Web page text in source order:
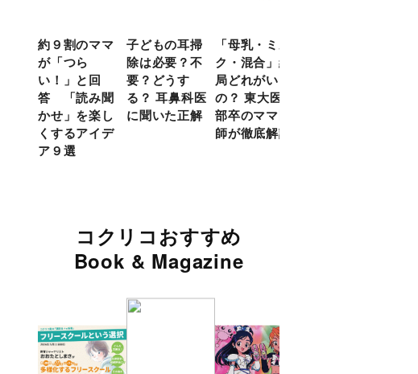
約９割のママ
が「つら
い！」と回
答 「読み聞
かせ」を楽し
くするアイデ
ア９選
子どもの耳掃
除は必要？不
要？どうす
る？ 耳鼻科医
に聞いた正解
「母乳・ミル
ク・混合」結
局どれがいい
の？ 東大医学
部卒のママ医
師が徹底解説
コクリコおすすめ
Book & Magazine